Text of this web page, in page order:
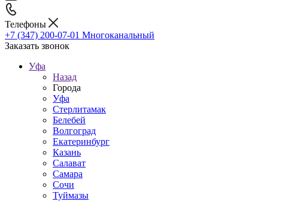
Телефоны
+7 (347) 200-07-01 Многоканальный
Заказать звонок
Уфа
Назад
Города
Уфа
Стерлитамак
Белебей
Волгоград
Екатеринбург
Казань
Салават
Самара
Сочи
Туймазы